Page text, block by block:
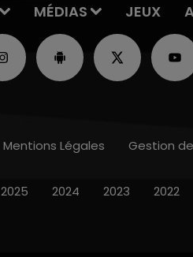
MÉDIAS JEUX
Mentions Légales Gestion
2025 2024 2023 2022